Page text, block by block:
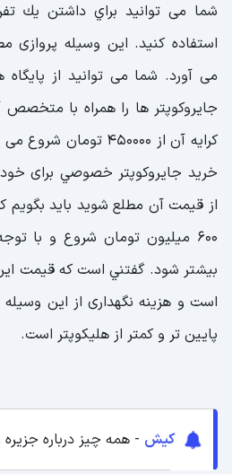
شما می توانيد براي داشتن يك
استفاده كنيد. اين وسيله پروازی
می آورد. شما می توانيد از
جايروكوپتر ها را همراه با متخصص
كرايه آن از 450000
خريد جايروكوپتر خصوصي برای
از قيمت آن مطلع شويد بايد بگويم
600 ميليون تومان شروع و با
بيشتر شود. گفتني است كه قيمت
است و هزينه نگهداری از اين
پايين تر و كمتر از هليكوپتر است.
کیش - همه چیز درباره